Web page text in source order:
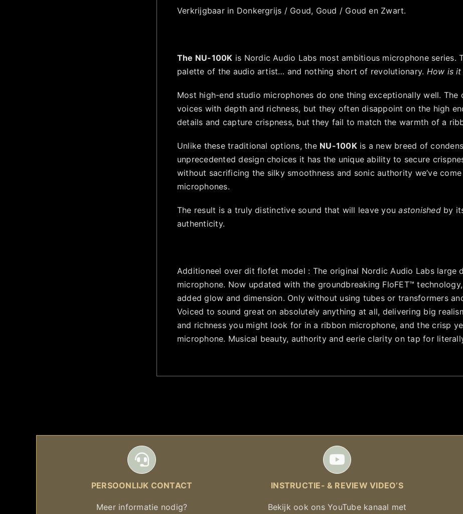
Verkrijgbaar in Donkergrijs / Goud, Goud / Goud en Zwart.
The NU-100K is Nordic Audio Labs most ambitious microphone
palette of the audio artist… and nothing short of revolutionary. How is
Most high-end studio microphones do one thing exceptionally well.
voices with depth and richness, but they often disappoint on the high
details and capture crispness, but they fail to match the warmth of a
Unlike these traditional options, the NU-100Kis a new breed of
unprecedented design choices it has the unique ability to secure
without sacrificing the silky smoothness and sonic authority we’ve
microphones.
The result is a truly distinctive sound that will leave youastonishedby
authenticity.
Additioneel over dit flofet model : The original Nordic Audio Labs large
microphone. Now updated with the groundbreaking FloFET™
added glow and dimension. Only without using tubes or transformers
Voiced to sound great on absolutely anything at all, delivering big
and richness you might look for in a ribbon microphone, and the crisp
microphone. Musical beauty, authority and eerie clarity on tap for
PERSOONLIJK CONTACT
Meer informatie nodig?
INSTRUCTIE- & REVIEW VIDEO’S
Bekijk ook ons YouTube kanaal met